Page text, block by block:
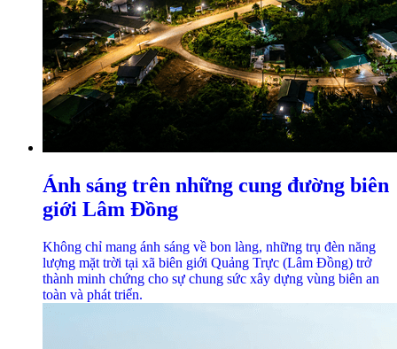
Ánh sáng trên những cung đường biên
giới Lâm Đồng
Không chỉ mang ánh sáng về bon làng, những trụ đèn năng
lượng mặt trời tại xã biên giới Quảng Trực (Lâm Đồng) trở
thành minh chứng cho sự chung sức xây dựng vùng biên an
toàn và phát triển.